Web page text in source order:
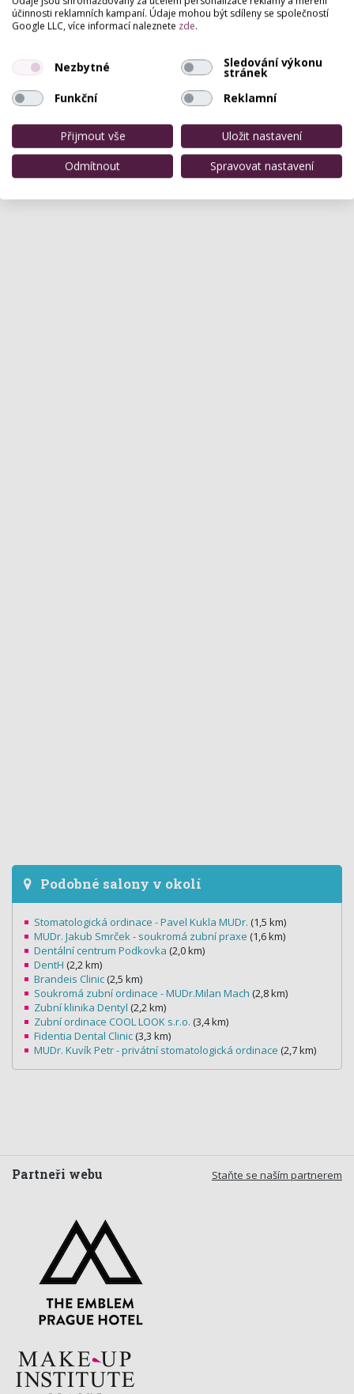
Pro přidání hodnocení sepřihlašte.
Podobné salony v okolí
Stomatologická ordinace - Pavel Kukla MUDr. (1,5 km)
MUDr. Jakub Smrček - soukromá zubní praxe (1,6 km)
Dentální centrum Podkovka (2,0 km)
DentH (2,2 km)
Brandeis Clinic (2,5 km)
Soukromá zubní ordinace - MUDr.Milan Mach (2,8 km)
Zubní klinika Dentyl (2,2 km)
Zubní ordinace COOL LOOK s.r.o. (3,4 km)
Fidentia Dental Clinic (3,3 km)
MUDr. Kuvík Petr - privátní stomatologická ordinace (2,7 km)
Staňte se naším partnerem
Partneři webu
účinnosti reklamních kampaní. Údaje mohou být sdíleny se společností
Google LLC, více informací naleznete zde.
Nezbytné Sledování výkonu
stránek
Funkční
Reklamní
Přijmout vše
Uložit nastavení
Odmítnout
Spravovat nastavení